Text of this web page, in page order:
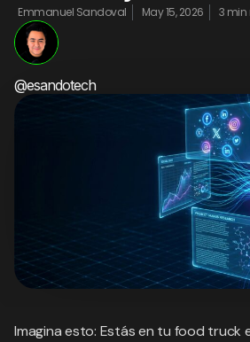
Emmanuel Sandoval May 15, 2026 3 min
@esandotech
Imagina esto: Estás en tu food truck